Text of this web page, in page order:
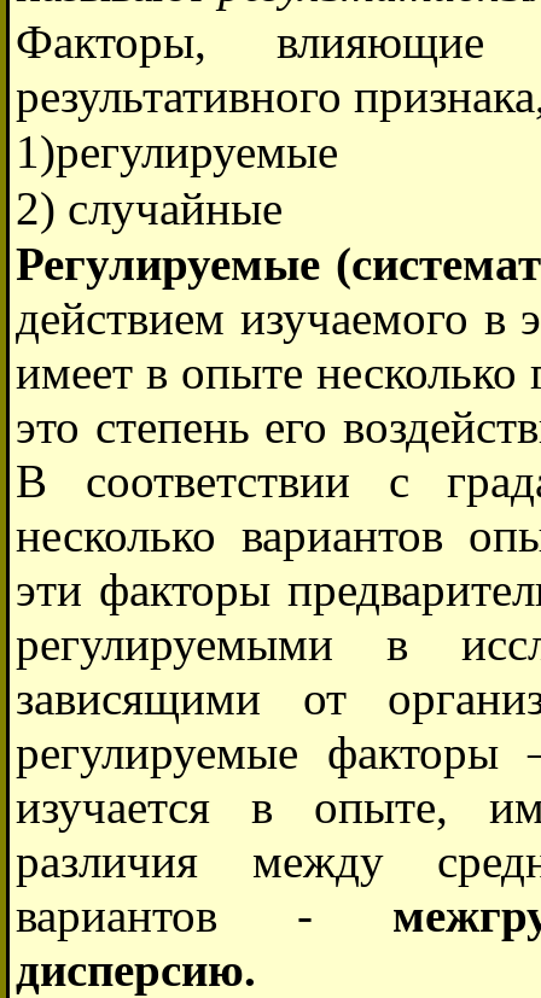
Факторы, влияющие
результативного
1)регулируемые
2) случайные
Регулируемые
действием изучаемого в
имеет в опыте несколько
это степень его
В соответствии с
несколько вариантов
эти факторы
регулируемыми в
зависящими от
регулируемые факторы
изучается в опыте,
различия между
вариантов -
дисперсию.